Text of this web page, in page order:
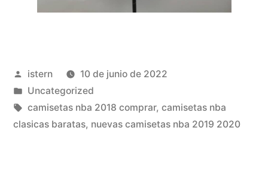
Publicado
por
istern
10 de junio de 2022
Publicado
en
Uncategorized
Etiquetas:
camisetas nba 2018 comprar, camisetas nba
clasicas baratas, nuevas camisetas nba 2019 2020